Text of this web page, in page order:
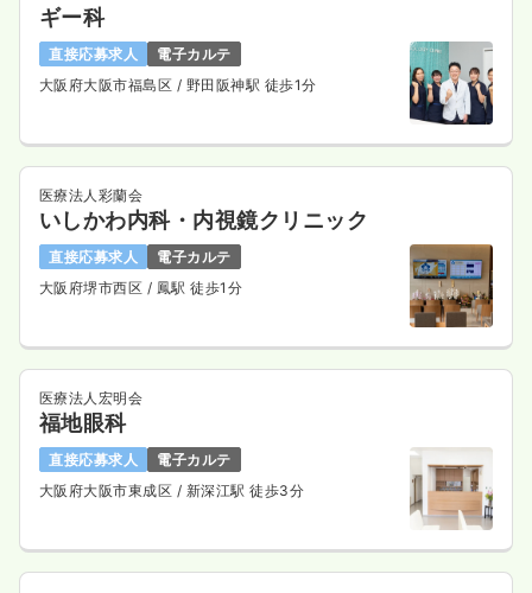
ギー科
直接応募求人
電子カルテ
大阪府大阪市福島区 / 野田阪神駅 徒歩1分
医療法人彩蘭会
いしかわ内科・内視鏡クリニック
直接応募求人
電子カルテ
大阪府堺市西区 / 鳳駅 徒歩1分
医療法人宏明会
福地眼科
直接応募求人
電子カルテ
大阪府大阪市東成区 / 新深江駅 徒歩3分